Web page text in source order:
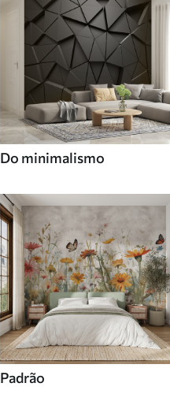
Do minimalismo
Padrão